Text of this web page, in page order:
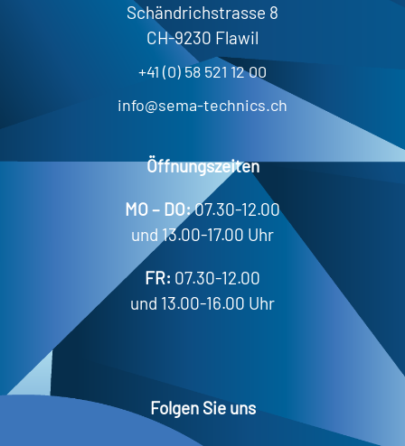
Schändrichstrasse 8
CH-9230 Flawil
+41 (0) 58 521 12 00
info@sema-technics.ch
Öffnungszeiten
MO – DO:07.30-12.00
und 13.00-17.00 Uhr
FR: 07.30-12.00
und 13.00-16.00 Uhr
Folgen Sie uns